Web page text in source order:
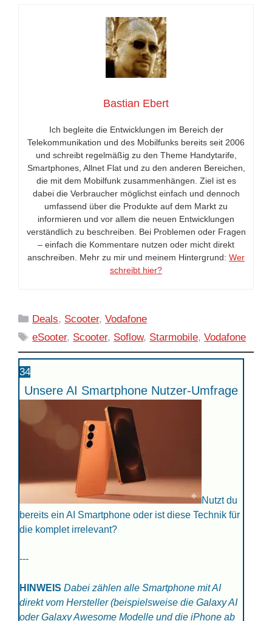
Bastian Ebert
Ich begleite die Entwicklungen im Bereich der
Telekommunikation und des Mobilfunks bereits seit 2006
und schreibt regelmäßig zu den Theme Handytarife,
Smartphones, Allnet Flat und zu den anderen Bereichen,
die mit dem Mobilfunk zusammenhängen. Ziel ist es
dabei die Verbraucher möglichst einfach und dennoch
umfassend über die Produkte auf dem Markt zu
informieren und vor allem die neuen Entwicklungen
verständlich zu beschreiben. Bei Problemen oder Fragen
– einfach die Kommentare nutzen oder micht direkt
anschreiben. Mehr zu mir und meinem Hintergrund: Wer
schreibt hier?
Kategorien
Deals, Scooter,Vodafone
Schlagwörter
eSooter, Scooter, Soflow, Starmobile,Vodafone
34
Unsere AI Smartphone Nutzer-Umfrage
Nutzt du
bereits ein AI Smartphone oder ist diese Technik für
die komplet irrelevant?
---
HINWEIS Dabei zählen alle Smartphone mit AI
direkt vom Hersteller (beispielsweise die Galaxy AI
oder Galaxy Awesome Modelle und die iPhone ab